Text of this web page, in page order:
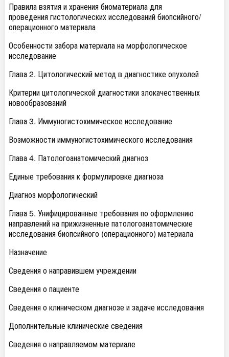
Правила взятия и хранения биоматериала для
проведения гистологических исследований биопсийного/
операционного материала
Особенности забора материала на морфологическое
исследование
Глава 2. Цитологический метод в диагностике опухолей
Критерии цитологической диагностики злокачественных
новообразований
Глава 3. Иммуногистохимическое исследование
Возможности иммуногистохимического исследования
Глава 4. Патологоанатомический диагноз
Единые требования к формулировке диагноза
Диагноз морфологический
Глава 5. Унифицированные требования по оформлению
направлений на прижизненные патологоанатомические
исследования биопсийного (операционного) материала
Назначение
Сведения о направившем учреждении
Сведения о пациенте
Сведения о клиническом диагнозе и задаче исследования
Дополнительные клинические сведения
Сведения о направляемом материале